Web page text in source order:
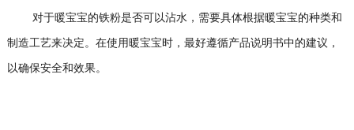
对于暖宝宝的铁粉是否可以沾水，需要具体根据暖宝宝的种类和
制造工艺来决定。在使用暖宝宝时，最好遵循产品说明书中的建议，
以确保安全和效果。